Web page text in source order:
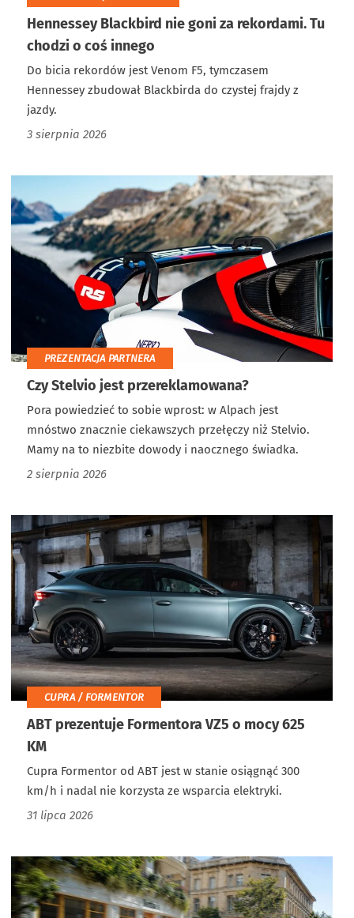
Hennessey Blackbird nie goni za rekordami. Tu
chodzi o coś innego
Do bicia rekordów jest Venom F5, tymczasem
Hennessey zbudował Blackbirda do czystej frajdy z
jazdy.
3 sierpnia 2026
PREZENTACJA PARTNERA
Czy Stelvio jest przereklamowana?
Pora powiedzieć to sobie wprost: w Alpach jest
mnóstwo znacznie ciekawszych przełęczy niż Stelvio.
Mamy na to niezbite dowody i naocznego świadka.
2 sierpnia 2026
CUPRA / FORMENTOR
ABT prezentuje Formentora VZ5 o mocy 625
KM
Cupra Formentor od ABT jest w stanie osiągnąć 300
km/h i nadal nie korzysta ze wsparcia elektryki.
31 lipca 2026